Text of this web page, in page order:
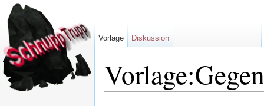
Vorlage Diskussion